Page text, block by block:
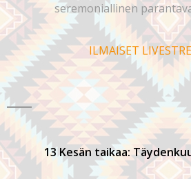
seremoniallinen
ILMAISET
13 Kesän taikaa: